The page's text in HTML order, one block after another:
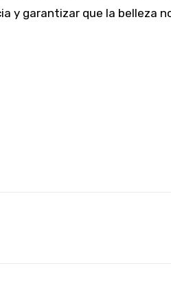
y garantizar que la belleza